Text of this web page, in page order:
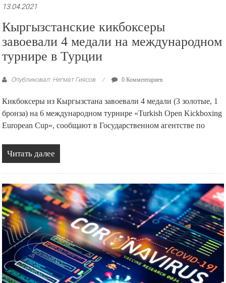
13.04.2021
Кыргызстанские кикбоксеры
завоевали 4 медали на международном
турнире в Турции
Опубликовал: Негмат Гиясов 0 Комментариев
Кикбоксеры из Кыргызстана завоевали 4 медали (3 золотые, 1
бронза) на 6 международном турнире «Turkish Open Kickboxing
European Cup», сообщают в Государственном агентстве по
Читать далее